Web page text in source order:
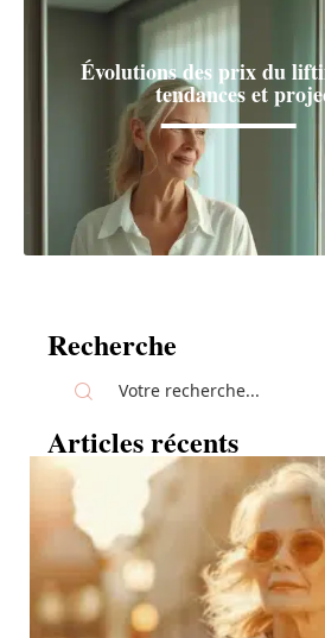
Évolutions des prix du
tendances et
Recherche
Articles récents